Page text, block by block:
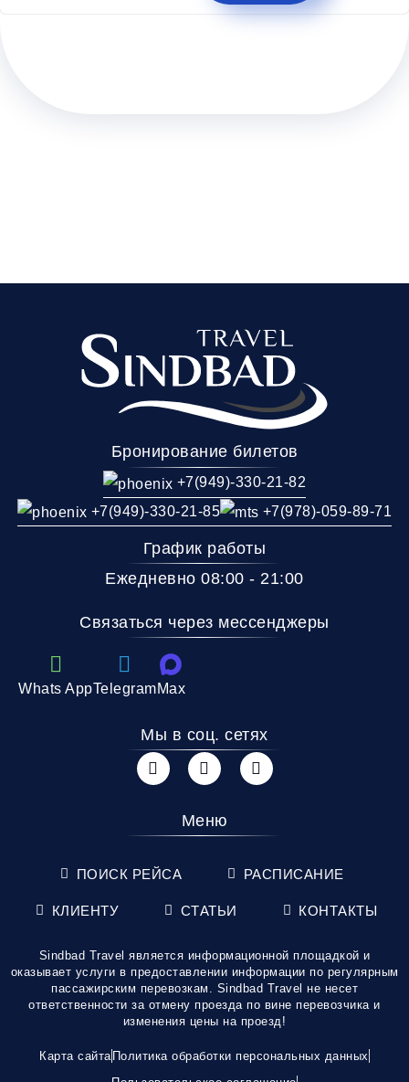
Бронирование билетов
+7(949)-330-21-82
+7(949)-330-21-85
+7(978)-059-89-71
График работы
Ежедневно 08:00 - 21:00
Связаться через мессенджеры
Whats AppTelegramMax
Мы в соц. сетях
Меню
ПОИСК РЕЙСА РАСПИСАНИЕ
КЛИЕНТУ СТАТЬИ КОНТАКТЫ
Sindbad Travel является информационной площадкой и
оказывает услуги в предоставлении информации по регулярным
пассажирским перевозкам. Sindbad Travel не несет
ответственности за отмену проезда по вине перевозчика и
изменения цены на проезд!
Карта сайта Политика обработки персональных данных